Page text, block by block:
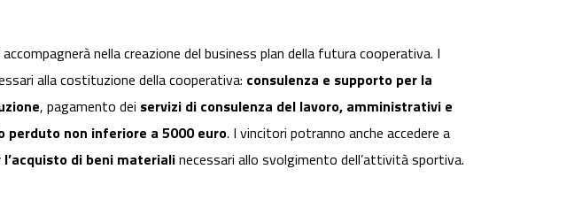
nella creazione del business plan della futura cooperativa. I
alla costituzione della cooperativa: consulenza e supporto per la
, pagamento dei servizi di consulenza del lavoro, amministrativi e
perduto non inferiore a 5000 euro. I vincitori potranno anche accedere a
di beni materialinecessari allo svolgimento dell’attività sportiva.